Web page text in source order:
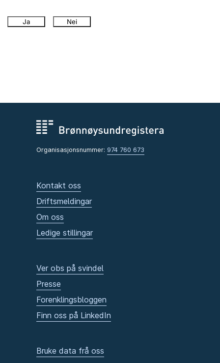
Ja Nei
Organisasjonsnummer: 974 760 673
Kontakt oss
Driftsmeldingar
Om oss
Ledige stillingar
Ver obs på svindel
Presse
Forenklingsbloggen
Finn oss på LinkedIn
Bruke data frå oss